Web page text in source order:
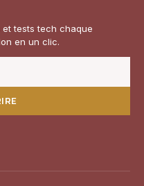
tests tech chaque
en un clic.